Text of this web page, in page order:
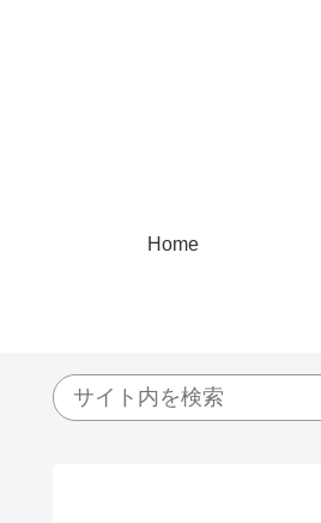
Home